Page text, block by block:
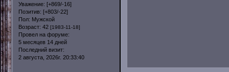
Уважение: [+869/-16]
Позитив: [+803/-22]
Пол: Мужской
Возраст: 42 [1983-11-18]
Провел на форуме:
5 месяцев 14 дней
Последний визит:
2 августа, 2026г. 20:33:40